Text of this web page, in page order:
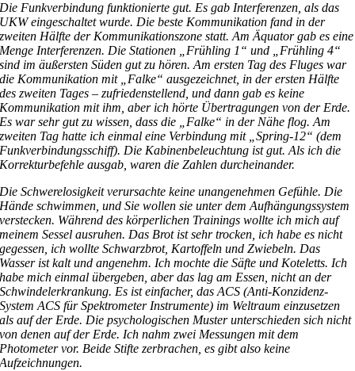
Die Funkverbindung funktionierte gut. Es gab Interferenzen, als das
UKW eingeschaltet wurde. Die beste Kommunikation fand in der
zweiten Hälfte der Kommunikationszone statt. Am Äquator gab es eine
Menge Interferenzen. Die Stationen „Frühling 1“ und „Frühling 4“
sind im äußersten Süden gut zu hören. Am ersten Tag des Fluges war
die Kommunikation mit „Falke“ ausgezeichnet, in der ersten Hälfte
des zweiten Tages – zufriedenstellend, und dann gab es keine
Kommunikation mit ihm, aber ich hörte Übertragungen von der Erde.
Es war sehr gut zu wissen, dass die „Falke“ in der Nähe flog. Am
zweiten Tag hatte ich einmal eine Verbindung mit „Spring-12“ (dem
Funkverbindungsschiff). Die Kabinenbeleuchtung ist gut. Als ich die
Korrekturbefehle ausgab, waren die Zahlen durcheinander.
Die Schwerelosigkeit verursachte keine unangenehmen Gefühle. Die
Hände schwimmen, und Sie wollen sie unter dem Aufhängungssystem
verstecken. Während des körperlichen Trainings wollte ich mich auf
meinem Sessel ausruhen. Das Brot ist sehr trocken, ich habe es nicht
gegessen, ich wollte Schwarzbrot, Kartoffeln und Zwiebeln. Das
Wasser ist kalt und angenehm. Ich mochte die Säfte und Koteletts. Ich
habe mich einmal übergeben, aber das lag am Essen, nicht an der
Schwindelerkrankung. Es ist einfacher, das ACS (Anti-Konzidenz-
System ACS für Spektrometer Instrumente) im Weltraum einzusetzen
als auf der Erde. Die psychologischen Muster unterschieden sich nicht
von denen auf der Erde. Ich nahm zwei Messungen mit dem
Photometer vor. Beide Stifte zerbrachen, es gibt also keine
Aufzeichnungen.